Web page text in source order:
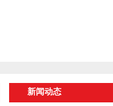
新闻动态